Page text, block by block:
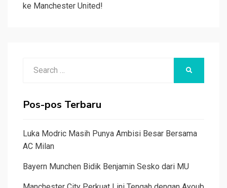
ke Manchester United!
Pos-pos Terbaru
Luka Modric Masih Punya Ambisi Besar Bersama
AC Milan
Bayern Munchen Bidik Benjamin Sesko dari MU